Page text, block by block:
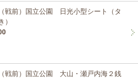
戦前）国立公園 日光小型シート（タ
）
戦前）国立公園 大山・瀬戸内海２銭